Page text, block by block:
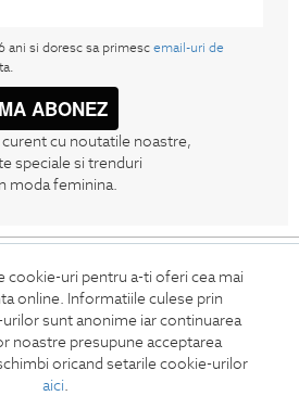
cookie-uri pentru a-ti oferi cea mai
online. Informatiile culese prin
sunt anonime iar continuarea
noastre presupune acceptarea
oricand setarile cookie-urilor
aici.
ani si doresc sa primesc email-uri de
MA ABONEZ
curent cu noutatile noastre,
speciale si trenduri
moda feminina.
Termeni si conditii
Retur
datelor
Feedback site